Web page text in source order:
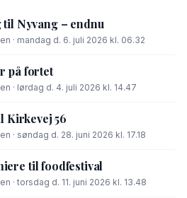
Nyvang – endnu
· mandag d. 6. juli 2026 kl. 06.32
på fortet
· lørdag d. 4. juli 2026 kl. 14.47
Kirkevej 56
· søndag d. 28. juni 2026 kl. 17.18
til foodfestival
· torsdag d. 11. juni 2026 kl. 13.48